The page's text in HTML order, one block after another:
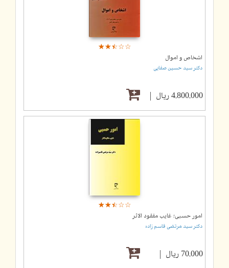
☆☆☆☆☆
★★★★★
اشخاص و اموال
دکتر سید حسین صفایی
4,800,000 ریال
☆☆☆☆☆
★★★★★
امور حسبی؛ غایب مفقود الاثر
دکتر سید مرتضی قاسم زاده
70,000 ریال